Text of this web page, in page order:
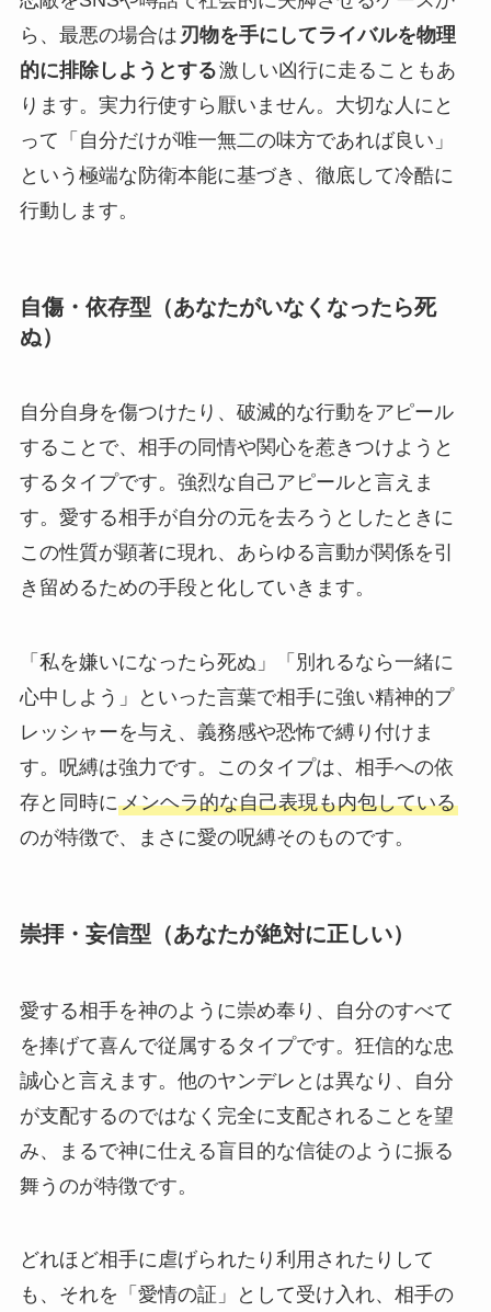
ら、最悪の場合は 刃物を手にしてライバルを物理
的に排除しようとする激しい凶行に走ることもあ
ります。実力行使すら厭いません。大切な人にと
って「自分だけが唯一無二の味方であれば良い」
という極端な防衛本能に基づき、徹底して冷酷に
行動します。
自傷・依存型（あなたがいなくなったら死
ぬ）
自分自身を傷つけたり、破滅的な行動をアピール
することで、相手の同情や関心を惹きつけようと
するタイプです。強烈な自己アピールと言えま
す。愛する相手が自分の元を去ろうとしたときに
この性質が顕著に現れ、あらゆる言動が関係を引
き留めるための手段と化していきます。
「私を嫌いになったら死ぬ」「別れるなら一緒に
心中しよう」といった言葉で相手に強い精神的プ
レッシャーを与え、義務感や恐怖で縛り付けま
す。呪縛は強力です。このタイプは、相手への依
存と同時にメンヘラ的な自己表現も内包している
のが特徴で、まさに愛の呪縛そのものです。
崇拝・妄信型（あなたが絶対に正しい）
愛する相手を神のように崇め奉り、自分のすべて
を捧げて喜んで従属するタイプです。狂信的な忠
誠心と言えます。他のヤンデレとは異なり、自分
が支配するのではなく完全に支配されることを望
み、まるで神に仕える盲目的な信徒のように振る
舞うのが特徴です。
どれほど相手に虐げられたり利用されたりして
も、それを「愛情の証」として受け入れ、相手の